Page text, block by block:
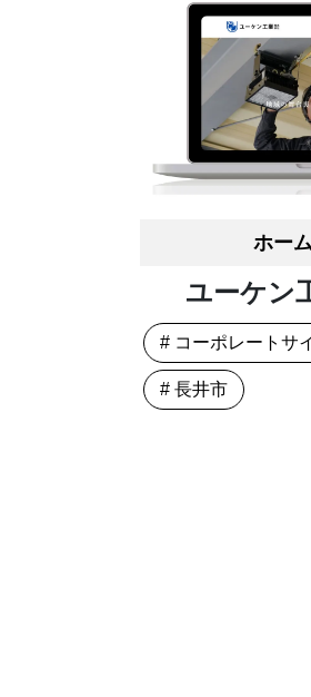
ホー
ユーケン
# コーポレートサ
# 長井市